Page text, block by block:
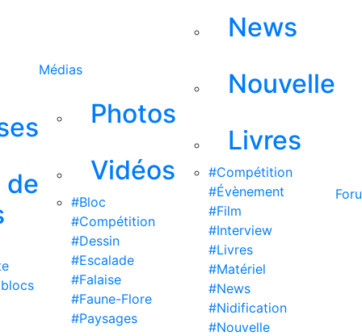
de
Médias
Photos
Vidéos
#Bloc
#Compétition
#Dessin
#Escalade
#Falaise
#Faune-Flore
#Paysages
News
Nouvelle
Livres
#Compétition
#Évènement
#Film
#Interview
#Livres
#Matériel
#News
#Nidification
#Nouvelle